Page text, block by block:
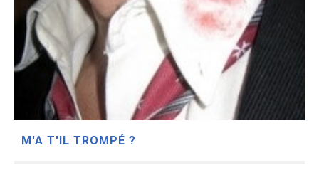
M'A T'IL TROMPÉ ?